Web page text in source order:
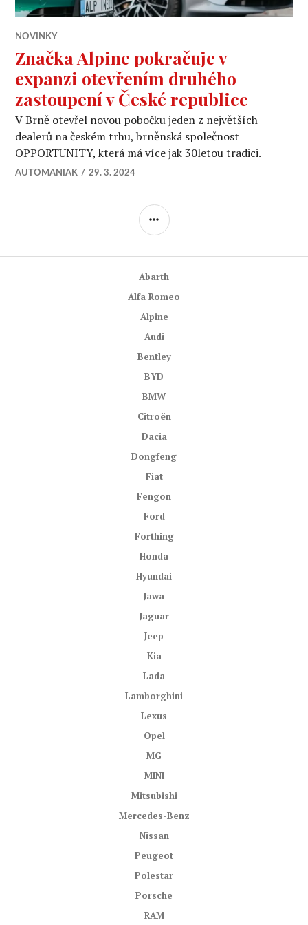
NOVINKY
Značka Alpine pokračuje v
expanzi otevřením druhého
zastoupení v České republice
V Brně otevřel novou pobočku jeden z největších
dealerů na českém trhu, brněnská společnost
OPPORTUNITY, která má více jak 30letou tradici.
AUTOMANIAK 29. 3. 2024
POSTRANNÍ
Abarth
Alfa Romeo
Alpine
Audi
Bentley
BYD
BMW
Citroën
Dacia
Dongfeng
Fiat
Fengon
Ford
Forthing
Honda
Hyundai
Jawa
Jaguar
Jeep
Kia
Lada
Lamborghini
Lexus
Opel
MG
MINI
Mitsubishi
Mercedes-Benz
Nissan
Peugeot
Polestar
Porsche
RAM